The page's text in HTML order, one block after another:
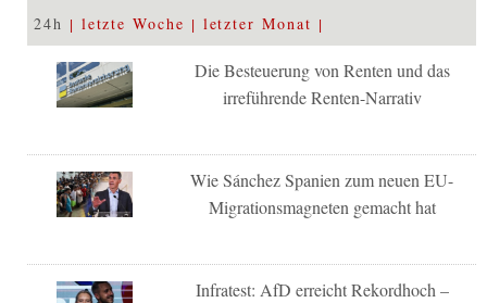
24h letzte Woche letzter Monat
Die Besteuerung von Renten und das
irreführende Renten-Narrativ
Wie Sánchez Spanien zum neuen EU-
Migrationsmagneten gemacht hat
Infratest: AfD erreicht Rekordhoch –